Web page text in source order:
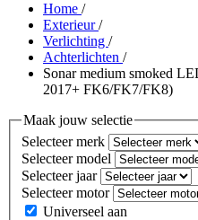
Home /
Exterieur/
Verlichting /
Achterlichten /
Sonar medium smoked
2017+ FK6/FK7/FK8)
Maak jouw selectie
Selecteer merk
Selecteer model
Selecteer jaar
Selecteer motor
Universeel aan